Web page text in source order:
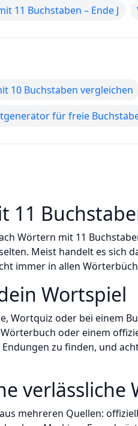
11 Buchstaben – Ende J
10 Buchstaben vergleichen
für freie
11
Wörtern mit 11
Meist handelt es sich
immer in allen
Wortspiel
Wortquiz oder bei einem
oder einem
zu finden, und
verlässliche
mehreren Quellen: